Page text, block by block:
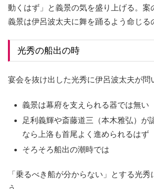
動くはず」と義景の気を盛り上げる。案
義景は伊呂波太夫に舞を踊るよう命じる
光秀の船出の時
宴会を抜け出した光秀に伊呂波太夫が問
義景は幕府を支えられる器では無い
足利義輝や斎藤道三（本木雅弘）が
なら上洛も首尾よく進められるはず
そろそろ船出の潮時では
「乗るべき船が分からない」とする光